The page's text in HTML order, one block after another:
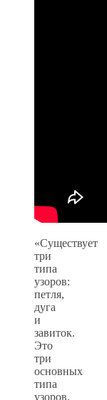
«Существует
три
типа
узоров:
петля,
дуга
и
завиток.
Это
три
основных
типа
узоров,